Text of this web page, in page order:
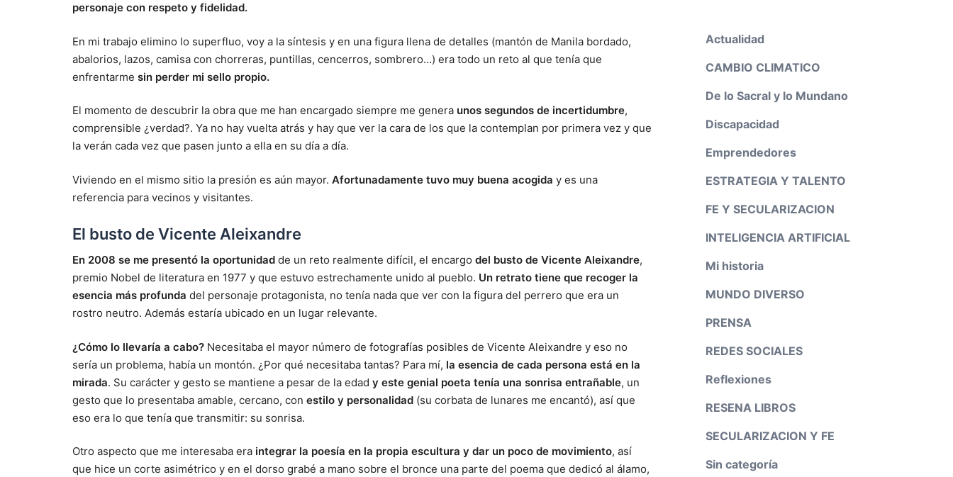
personaje con respeto y fidelidad.
En mi trabajo elimino lo superfluo, voy a la síntesis y en una figura llena de detalles (mantón de Manila bordado,
abalorios, lazos, camisa con chorreras, puntillas, cencerros, sombrero…) era todo un reto al que tenía que
enfrentarme sin perder mi sello propio.
El momento de descubrir la obra que me han encargado siempre me genera unos segundos de incertidumbre,
comprensible ¿verdad?. Ya no hay vuelta atrás y hay que ver la cara de los que la contemplan por primera vez y que
la verán cada vez que pasen junto a ella en su día a día.
Viviendo en el mismo sitio la presión es aún mayor. Afortunadamente tuvo muy buena acogida y es una
referencia para vecinos y visitantes.
El busto de Vicente Aleixandre
En 2008 se me presentó la oportunidad de un reto realmente difícil, el encargo del busto de Vicente Aleixandre,
premio Nobel de literatura en 1977 y que estuvo estrechamente unido al pueblo. Un retrato tiene que recoger la
esencia más profunda del personaje protagonista, no tenía nada que ver con la figura del perrero que era un
rostro neutro. Además estaría ubicado en un lugar relevante.
¿Cómo lo llevaría a cabo? Necesitaba el mayor número de fotografías posibles de Vicente Aleixandre y eso no
sería un problema, había un montón. ¿Por qué necesitaba tantas? Para mí, la esencia de cada persona está en la
mirada. Su carácter y gesto se mantiene a pesar de la edad y este genial poeta tenía una sonrisa entrañable, un
gesto que lo presentaba amable, cercano, con estilo y personalidad (su corbata de lunares me encantó), así que
eso era lo que tenía que transmitir: su sonrisa.
Otro aspecto que me interesaba era integrar la poesía en la propia escultura y dar un poco de movimiento, así
que hice un corte asimétrico y en el dorso grabé a mano sobre el bronce una parte del poema que dedicó al álamo,
Actualidad
CAMBIO CLIMATICO
De lo Sacral y lo Mundano
Discapacidad
Emprendedores
ESTRATEGIA Y TALENTO
FE Y SECULARIZACION
INTELIGENCIA ARTIFICIAL
Mi historia
MUNDO DIVERSO
PRENSA
REDES SOCIALES
Reflexiones
RESENA LIBROS
SECULARIZACION Y FE
Sin categoría